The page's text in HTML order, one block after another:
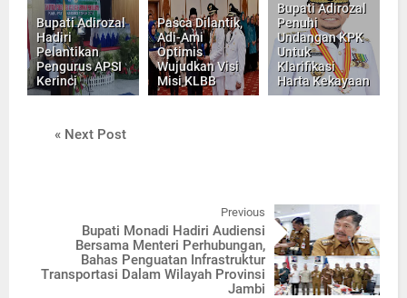
Bupati Adirozal
Hadiri
Pelantikan
Pengurus APSI
Kerinci
Pasca Dilantik,
Adi-Ami
Optimis
Wujudkan Visi
Misi KLBB
Bupati Adirozal
Penuhi
Undangan KPK
Untuk
Klarifikasi
Harta Kekayaan
« Next Post
Previous
Bupati Monadi Hadiri Audiensi
Bersama Menteri Perhubungan,
Bahas Penguatan Infrastruktur
Transportasi Dalam Wilayah Provinsi
Jambi